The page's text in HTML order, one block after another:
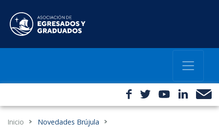
Inicio Novedades Brújula